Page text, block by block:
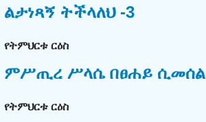
ልታነጻኝ ትችላለህ -3
የትምህርቱ ርዕስ
ምሥጢረ ሥላሴ በፀሐይ ሲመሰል
የትምህርቱ ርዕስ